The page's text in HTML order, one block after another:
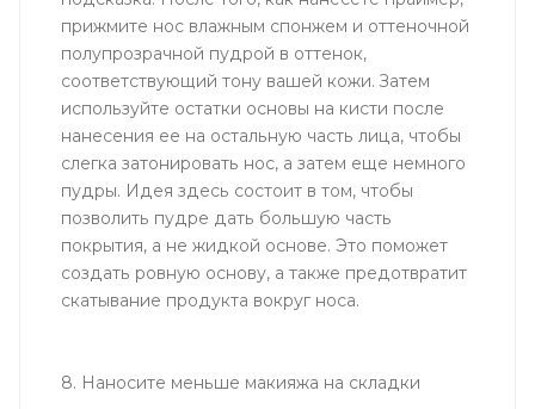
прижмите нос влажным спонжем и оттеночной
полупрозрачной пудрой в оттенок,
соответствующий тону вашей кожи. Затем
используйте остатки основы на кисти после
нанесения ее на остальную часть лица, чтобы
слегка затонировать нос, а затем еще немного
пудры. Идея здесь состоит в том, чтобы
позволить пудре дать большую часть
покрытия, а не жидкой основе. Это поможет
создать ровную основу, а также предотвратит
скатывание продукта вокруг носа.
8. Наносите меньше макияжа на складки